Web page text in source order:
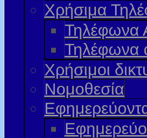
Χρήσιμα
Τηλέφωνα
Τηλέφωνα
Χρήσιμοι
Νομοθεσία